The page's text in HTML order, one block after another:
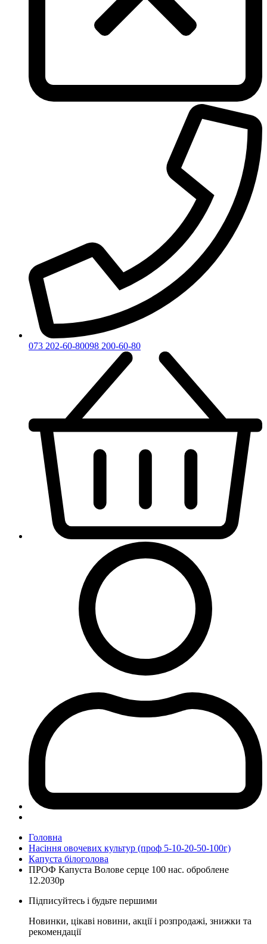
073 202-60-80098 200-60-80
Головна
Насіння овочевих культур (проф 5-10-20-50-100г)
Капуста білоголова
ПРОФ Капуста Волове серце 100 нас. оброблене
12.2030р
Підписуйтесь і будьте першими
Новинки, цікаві новини, акції і розпродажі, знижки та
рекомендації